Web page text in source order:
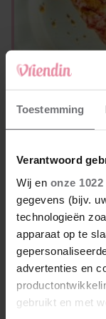
Toestemming
Verantwoord
Wij en onze
gegevens (bijv.
technologieën
apparaat op te
advertenties en
gebruikt en met
Zo maak